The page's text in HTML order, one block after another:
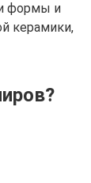
формы и
керамики,